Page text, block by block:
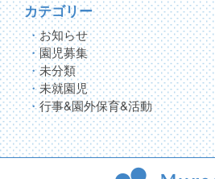
カテゴリー
お知らせ
園児募集
未分類
未就園児
行事&園外保育&活動